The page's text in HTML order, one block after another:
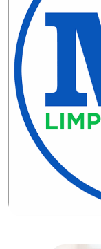
DO
MUNDO
DE
VIVAS!
CORRIDA
CULTURA